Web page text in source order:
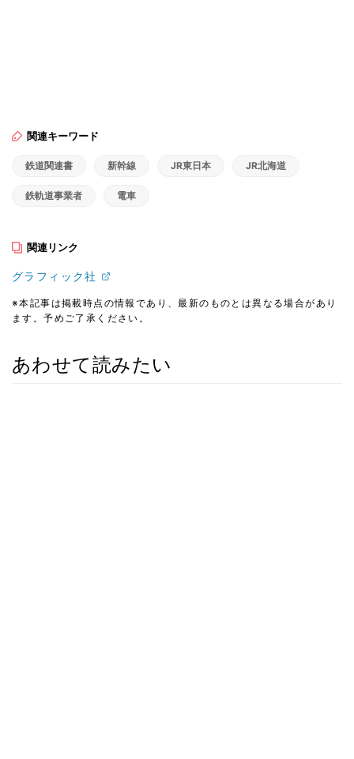
関連キーワード
鉄道関連書 新幹線 JR東日本 JR北海道
鉄軌道事業者 電車
関連リンク
グラフィック社
※本記事は掲載時点の情報であり、最新のものとは異なる場合があり
ます。予めご了承ください。
あわせて読みたい